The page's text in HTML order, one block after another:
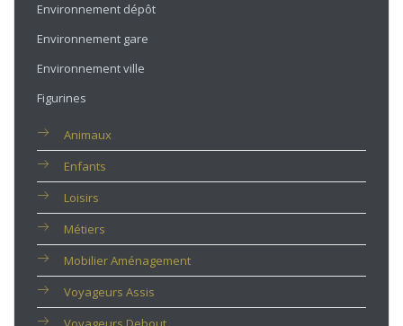
Environnement dépôt
Environnement gare
Environnement ville
Figurines
Animaux
Enfants
Loisirs
Métiers
Mobilier Aménagement
Voyageurs Assis